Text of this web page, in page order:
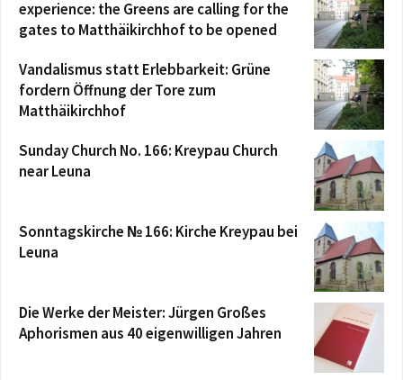
experience: the Greens are calling for the
gates to Matthäikirchhof to be opened
Vandalismus statt Erlebbarkeit: Grüne
fordern Öffnung der Tore zum
Matthäikirchhof
Sunday Church No. 166: Kreypau Church
near Leuna
Sonntagskirche № 166: Kirche Kreypau bei
Leuna
Die Werke der Meister: Jürgen Großes
Aphorismen aus 40 eigenwilligen Jahren